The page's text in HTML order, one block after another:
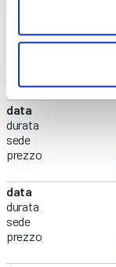
durata
data
durata
sede
prezzo
data
durata
sede
prezzo